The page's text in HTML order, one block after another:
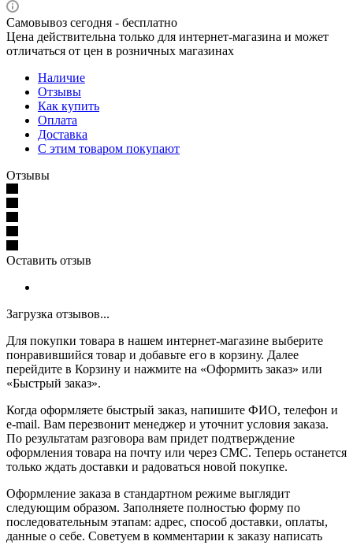
Самовывоз сегодня - бесплатно
Цена действительна только для интернет-магазина и может
отличаться от цен в розничных магазинах
Наличие
Отзывы
Как купить
Оплата
Доставка
С этим товаром покупают
Отзывы
Оставить отзыв
Загрузка отзывов...
Для покупки товара в нашем интернет-магазине выберите
понравившийся товар и добавьте его в корзину. Далее
перейдите в Корзину и нажмите на «Оформить заказ» или
«Быстрый заказ».
Когда оформляете быстрый заказ, напишите ФИО, телефон и
e-mail. Вам перезвонит менеджер и уточнит условия заказа.
По результатам разговора вам придет подтверждение
оформления товара на почту или через СМС. Теперь останется
только ждать доставки и радоваться новой покупке.
Оформление заказа в стандартном режиме выглядит
следующим образом. Заполняете полностью форму по
последовательным этапам: адрес, способ доставки, оплаты,
данные о себе. Советуем в комментарии к заказу написать